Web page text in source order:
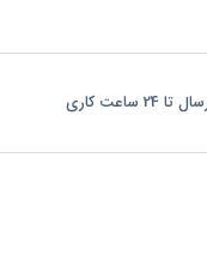
ساعت کاری